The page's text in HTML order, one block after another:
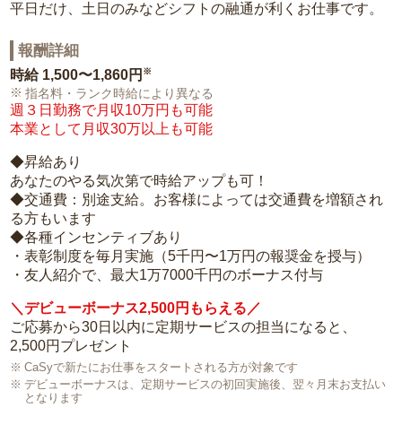
平日だけ、土日のみなどシフトの融通が利くお仕事です。
報酬詳細
時給 1,500〜1,860円 ※
指名料・ランク時給により異なる
週３日勤務で月収10万円も可能
本業として月収30万以上も可能
◆昇給あり
あなたのやる気次第で時給アップも可！
◆交通費：別途支給。お客様によっては交通費を増額され
る方もいます
◆各種インセンティブあり
・表彰制度を毎月実施（5千円〜1万円の報奨金を授与）
・友人紹介で、最大1万7000千円のボーナス付与
＼デビューボーナス2,500円もらえる／
ご応募から30日以内に定期サービスの担当になると、
2,500円プレゼント
CaSyで新たにお仕事をスタートされる方が対象です
デビューボーナスは、定期サービスの初回実施後、翌々月末お支払い
となります